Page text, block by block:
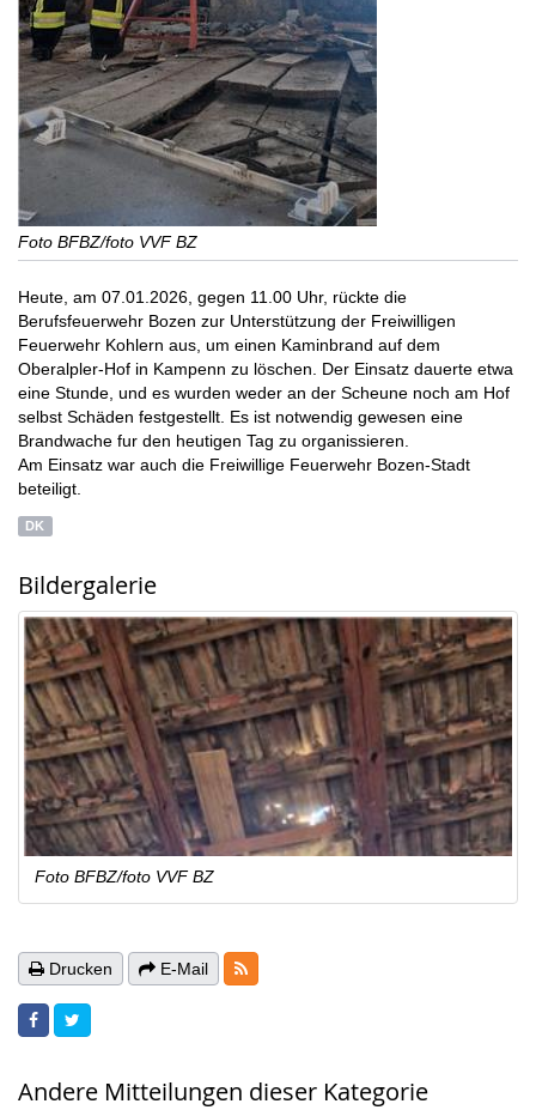
Foto BFBZ/foto VVF BZ
Heute, am 07.01.2026, gegen 11.00 Uhr, rückte die
Berufsfeuerwehr Bozen zur Unterstützung der Freiwilligen
Feuerwehr Kohlern aus, um einen Kaminbrand auf dem
Oberalpler-Hof in Kampenn zu löschen. Der Einsatz dauerte etwa
eine Stunde, und es wurden weder an der Scheune noch am Hof
selbst Schäden festgestellt. Es ist notwendig gewesen eine
Brandwache fur den heutigen Tag zu organissieren.
Am Einsatz war auch die Freiwillige Feuerwehr Bozen-Stadt
beteiligt.
DK
Bildergalerie
Foto BFBZ/foto VVF BZ
Drucken E-Mail RSS-Feeds
Andere Mitteilungen dieser Kategorie